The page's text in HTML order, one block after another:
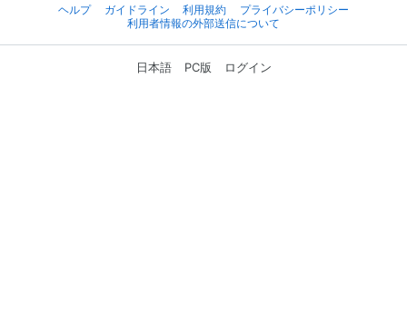
ヘルプ
ガイドライン 利用規約
プライバシーポリシー
利用者情報の外部送信について
日本語 PC版 ログイン